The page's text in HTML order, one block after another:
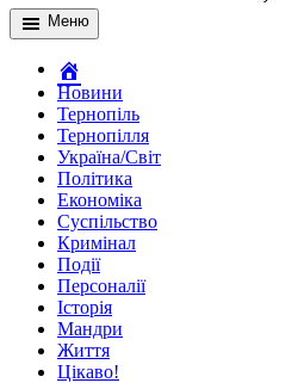
Меню
Новини
Тернопіль
Тернопілля
Україна/Світ
Політика
Економіка
Суспільство
Кримінал
Події
Персоналії
Історія
Мандри
Життя
Цікаво!